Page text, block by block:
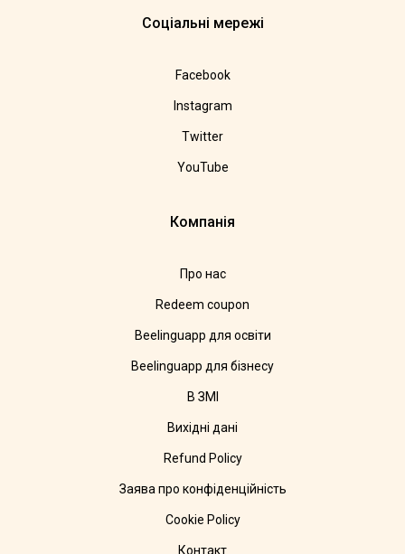
Соціальні мережі
Facebook
Instagram
Twitter
YouTube
Компанія
Про нас
Redeem coupon
Beelinguapp для освіти
Beelinguapp для бізнесу
В ЗМІ
Вихідні дані
Refund Policy
Заява про конфіденційність
Cookie Policy
Контакт